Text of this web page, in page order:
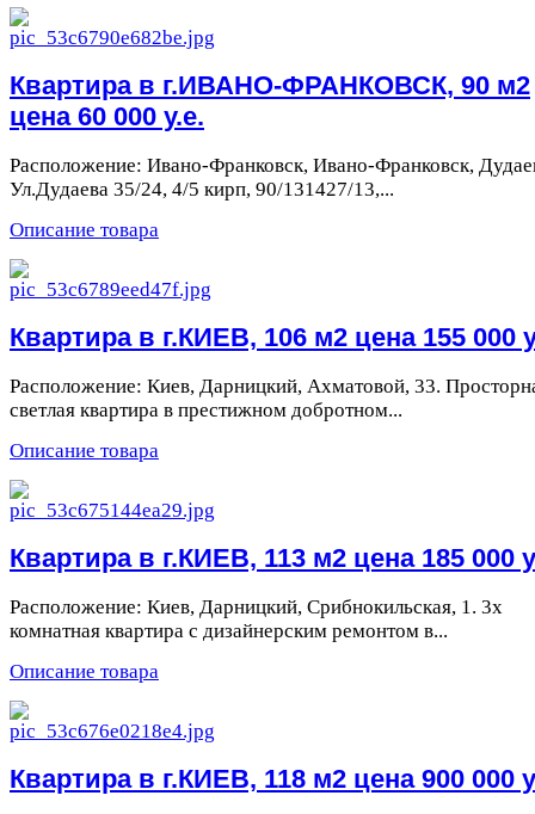
Квартира в г.ИВАНО-ФРАНКОВСК, 90 м2
цена 60 000 у.е.
Расположение: Ивано-Франковск, Ивано-Франковск,
Ул.Дудаева 35/24, 4/5 кирп, 90/131427/13,...
Описание товара
Квартира в г.КИЕВ, 106 м2 цена 155 000
Расположение: Киев, Дарницкий, Ахматовой, 33.
светлая квартира в престижном добротном...
Описание товара
Квартира в г.КИЕВ, 113 м2 цена 185 000
Расположение: Киев, Дарницкий, Срибнокильская, 1. 3х
комнатная квартира с дизайнерским ремонтом в...
Описание товара
Квартира в г.КИЕВ, 118 м2 цена 900 000